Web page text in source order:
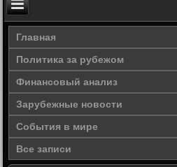
Главная
Политика за рубежом
Финансовый анализ
Зарубежные новости
События в мире
Все записи